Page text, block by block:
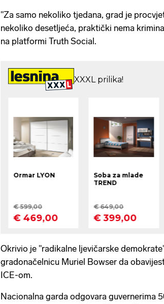
"Za samo nekoliko tjedana, grad je
nekoliko desetljeća, praktički nema
na platformi Truth Social.
Okrivio je "radikalne ljevičarske
gradonačelnicu Muriel Bowser da
ICE-om.
Nacionalna garda odgovara guvernerima